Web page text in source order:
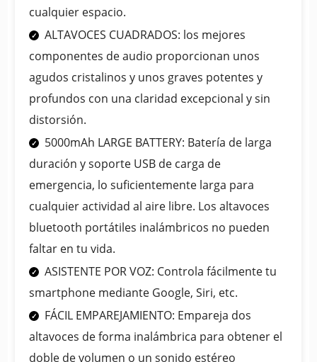
cualquier espacio.
ALTAVOCES CUADRADOS: los mejores
componentes de audio proporcionan unos
agudos cristalinos y unos graves potentes y
profundos con una claridad excepcional y sin
distorsión.
5000mAh LARGE BATTERY: Batería de larga
duración y soporte USB de carga de
emergencia, lo suficientemente larga para
cualquier actividad al aire libre. Los altavoces
bluetooth portátiles inalámbricos no pueden
faltar en tu vida.
ASISTENTE POR VOZ: Controla fácilmente tu
smartphone mediante Google, Siri, etc.
FÁCIL EMPAREJAMIENTO: Empareja dos
altavoces de forma inalámbrica para obtener el
doble de volumen o un sonido estéreo